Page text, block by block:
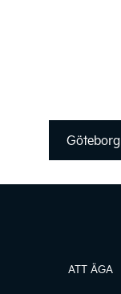
Göteborg
ATT ÄGA